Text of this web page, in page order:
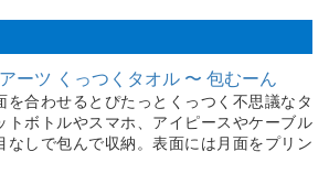
ーツ くっつくタオル 〜 包むーん
を合わせるとぴたっとくっつく不思議なタ
トボトルやスマホ、アイピースやケーブル
なしで包んで収納。表面には月面をプリン